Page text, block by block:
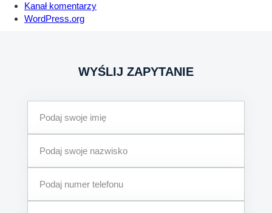
Kanał komentarzy
WordPress.org
WYŚLIJ ZAPYTANIE